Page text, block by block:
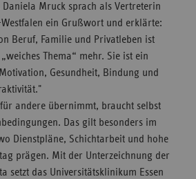
Mruck sprach als Vertreterin
ein Grußwort und erklärte:
Beruf, Familie und Privatleben ist
Thema“ mehr. Sie ist ein
Gesundheit, Bindung und
andere übernimmt, braucht selbst
Das gilt besonders im
Dienstpläne, Schichtarbeit und hohe
prägen. Mit der Unterzeichnung der
setzt das Universitätsklinikum Essen